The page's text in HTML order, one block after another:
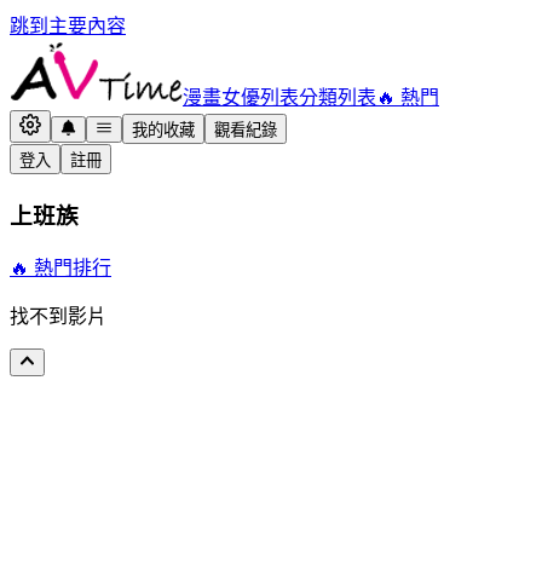
跳到主要內容
漫畫女優列表分類列表 🔥 熱門
我的收藏
觀看紀錄
登入
註冊
上班族
🔥 熱門排行
找不到影片